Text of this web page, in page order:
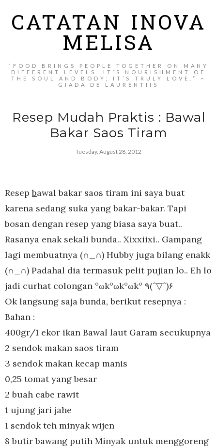
CATATAN INOVA
MELISA
“FOOD BRINGS PEOPLE TOGETHER ON MANY
DIFFERENT LEVELS. IT’S NOURISHMENT OF
THE SOUL AND BODY; IT’S TRULY LOVE.” ~
GIADA DE LAURENTIIS
Resep Mudah Praktis : Bawal
Bakar Saos Tiram
Tuesday, August 28, 2012
Resepbawal bakar saos tiram ini saya buat
karena sedang suka yang bakar-bakar. Tapi
bosan dengan resep yang biasa saya buat..
Rasanya enak sekali bunda.. Xixxiixi.. Gampang
lagi membuatnya (∩_∩) Hubby juga bilang enakk
(∩_∩) Padahal dia termasuk pelit pujian lo.. Eh lo
jadi curhat colongan °ωk°ωk°ωk° ٩(ˆ▽ˆ)۶
Ok langsung saja bunda, berikut resepnya :
Bahan :
400gr/1 ekor ikan Bawal laut Garam secukupnya
2 sendok makan saos tiram
3 sendok makan kecap manis
0,25 tomat yang besar
2 buah cabe rawit
1 ujung jari jahe
1 sendok teh minyak wijen
8 butir bawang putih Minyak untuk menggoreng